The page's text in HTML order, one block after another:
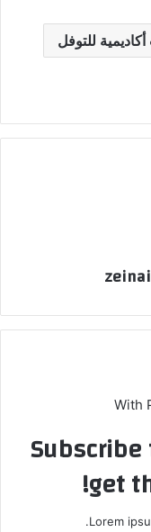
للتوفل
With
get
Lorem